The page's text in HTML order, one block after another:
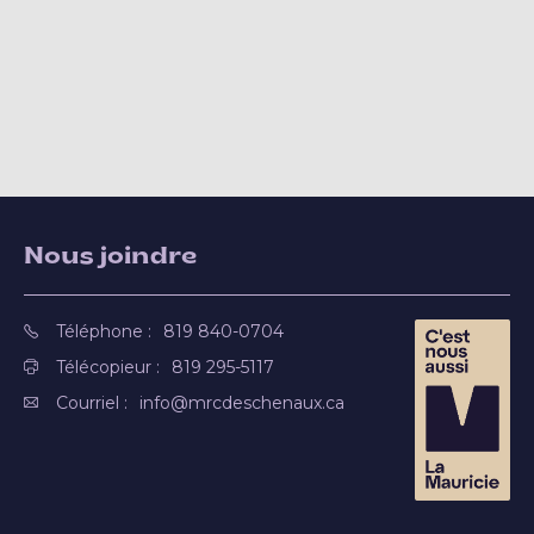
Nous joindre
Téléphone :
819 840-0704
Télécopieur :
819 295-5117
Courriel :
info@mrcdeschenaux.ca